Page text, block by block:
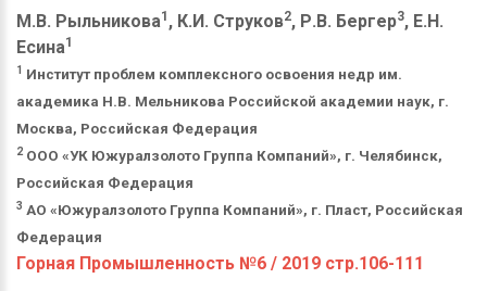
М.В. Рыльникова1 , К.И. Струков2, Р.В. Бергер3, Е.Н.
Есина1
1 Институт проблем комплексного освоения недр им.
академика Н.В. Мельникова Российской академии наук, г.
Москва, Российская Федерация
2 ООО «УК Южуралзолото Группа Компаний», г. Челябинск,
Российская Федерация
3 АО «Южуралзолото Группа Компаний», г. Пласт, Российская
Федерация
Горная Промышленность №6 / 2019 стр.106-111